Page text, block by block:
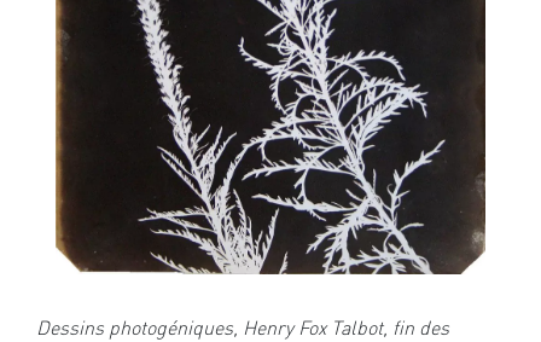
Dessins photogéniques, Henry Fox Talbot, fin des